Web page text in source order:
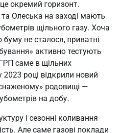
окремий горизонт.
Олеська на заході мають
щільного газу. Хоча
не сталося, приватні
активно тестують
саме в щільних
році відкрили новий
родовищі —
на добу.
і сезонні коливання
Але саме газові поклади